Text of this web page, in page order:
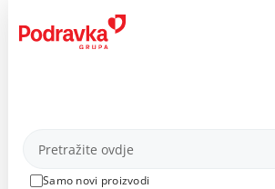
content
Proizvodi
Samo novi proizvodi